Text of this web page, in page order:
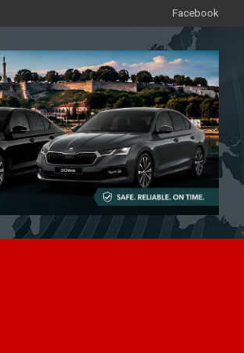
Facebook